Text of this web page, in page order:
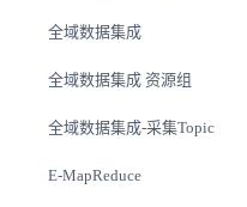
全域数据集成
全域数据集成 资源组
全域数据集成-采集Topic
E-MapReduce